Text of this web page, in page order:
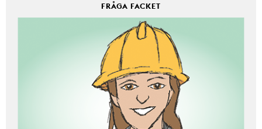
FRÅGA FACKET